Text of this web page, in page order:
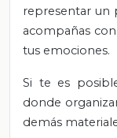
representar un
acompañas
tus emociones.
Si te es
donde
demás